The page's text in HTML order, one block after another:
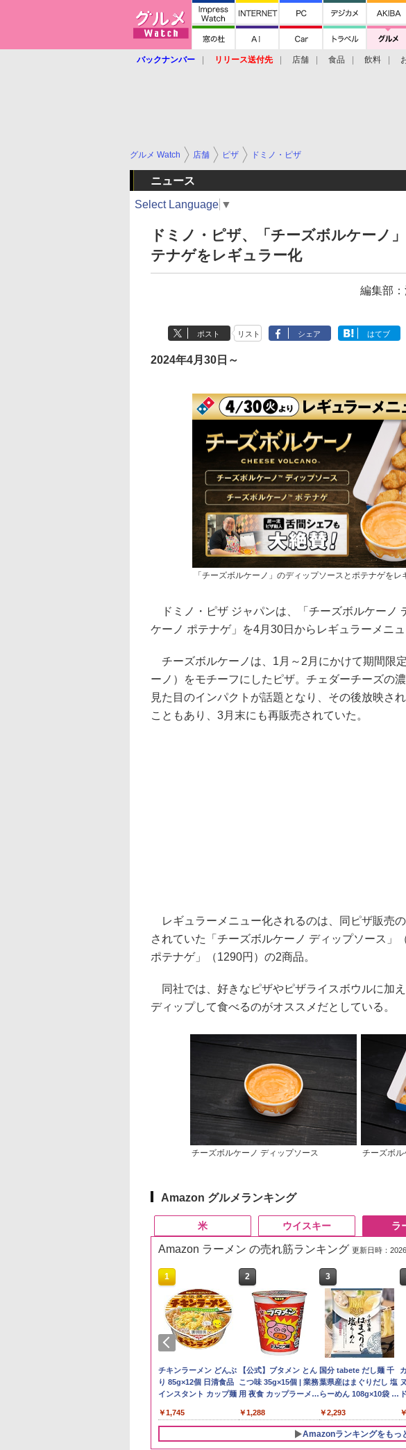
バックナンバー リリース送付先 店舗 食品 飲料
グルメ Watch 店舗 ピザ ドミノ・ピザ
ニュース
Select Language ▼
ドミノ・ピザ、「チーズボルケーノ
テナゲをレギュラー化
編集部
ポスト リスト シェア はてブ
2024年4月30日～
「チーズボルケーノ」のディップソースとポテナゲをレ
ドミノ・ピザ ジャパンは、「チーズボルケーノ
ケーノ ポテナゲ」を4月30日からレギュラーメニ
チーズボルケーノは、1月～2月にかけて期間限
ーノ）をモチーフにしたピザ。チェダーチーズの
見た目のインパクトが話題となり、その後放映さ
こともあり、3月末にも再販売されていた。
レギュラーメニュー化されるのは、同ピザ販売
されていた「チーズボルケーノ ディップソース」
ポテナゲ」（1290円）の2商品。
同社では、好きなピザやピザライスボウルに加
ディップして食べるのがオススメだとしている。
チーズボルケーノ ディップソース チーズボ
Amazon グルメランキング
米
1
by Amazon 国産ブレ
ンド米 精米 5kg
￥2,650
2
野沢農産 無洗米 青い流
るる コシヒカリ 5kg 長
野県産 令和7年産
￥3,325
3
【在庫処分価格】もも
たろう印 無洗米 5kg 業
務用 お米マイスターブ
￥2,680
ウイスキー
1
ブラックニッカ ニッカ
Nikka ウィスキー
4000ml ブラックニッ
【日本 アサヒ ウィスキ
ー】 大容量 お得 4リッ
トル
￥3,940
2
角瓶 2700ml サントリ
ー ウイスキー ハイボー
ル 大容量
￥5,685
3
角ハイボール
350ml×24本 サントリ
ー ウイスキー ハイボー
￥4,919
ラ
Amazon ラーメン の売れ筋ランキング 更新日時：
1
チキンラーメン どんぶ
り 85g×12個 日清食品
インスタント カップ麺
￥1,745
2
【公式】ブタメン とん
こつ味 35g×15個 | 業務
用 夜食 カップラーメン
スタント アウトドアに
も ローリングストック
大人買い おやつカンパ
￥1,288
3
国分 tabete だし麺 千
葉県産はまぐりだし 塩
らーめん 108g×10袋 保
￥2,293
Amazonランキングをもっ